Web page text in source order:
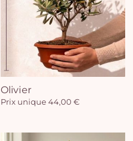
Olivier
Prix unique 44,00 €